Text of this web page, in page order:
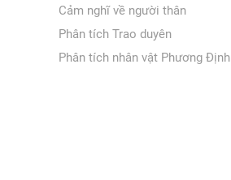
Cảm nghĩ về người thân
Phân tích Trao duyên
Phân tích nhân vật Phương Định